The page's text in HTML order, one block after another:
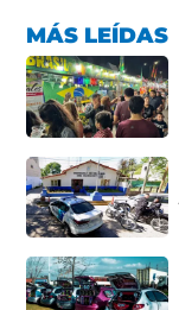
MÁS LEÍDAS